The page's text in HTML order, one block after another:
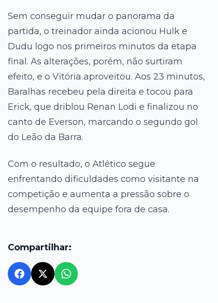
Sem conseguir mudar o panorama da
partida, o treinador ainda acionou Hulk e
Dudu logo nos primeiros minutos da etapa
final. As alterações, porém, não surtiram
efeito, e o Vitória aproveitou. Aos 23 minutos,
Baralhas recebeu pela direita e tocou para
Erick, que driblou Renan Lodi e finalizou no
canto de Everson, marcando o segundo gol
do Leão da Barra.
Com o resultado, o Atlético segue
enfrentando dificuldades como visitante na
competição e aumenta a pressão sobre o
desempenho da equipe fora de casa.
Compartilhar: